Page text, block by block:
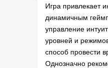
Игра привлекает
динамичным
управление
уровней и
способ провести
Однозначно